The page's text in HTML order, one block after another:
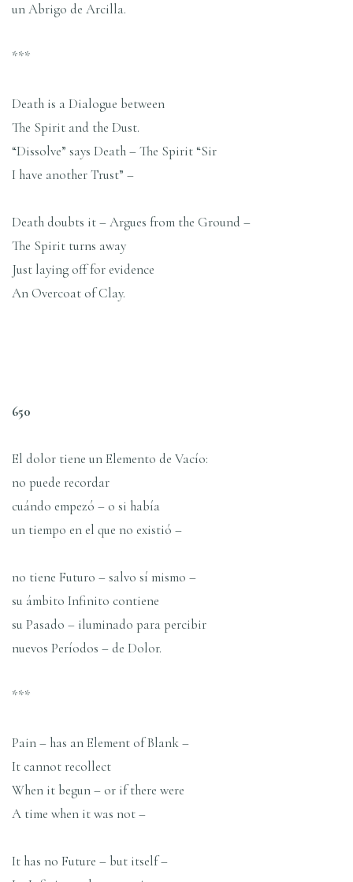
un Abrigo de Arcilla.
***
Death is a Dialogue between
The Spirit and the Dust.
“Dissolve” says Death – The Spirit “Sir
I have another Trust” –
Death doubts it – Argues from the Ground –
The Spirit turns away
Just laying off for evidence
An Overcoat of Clay.
650
El dolor tiene un Elemento de Vacío:
no puede recordar
cuándo empezó – o si había
un tiempo en el que no existió –
no tiene Futuro – salvo sí mismo –
su ámbito Infinito contiene
su Pasado – iluminado para percibir
nuevos Períodos – de Dolor.
***
Pain – has an Element of Blank –
It cannot recollect
When it begun – or if there were
A time when it was not –
It has no Future – but itself –